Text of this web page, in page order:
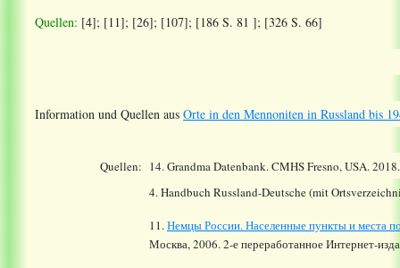
Quellen: [4]; [11]; [26]; [107]; [186 S. 81 ]; [326 S. 66]
Information und Quellen aus Orte in den Mennoniten in Russland bis
Quellen: 14.Grandma Datenbank. CMHS Fresno, USA.
4. Handbuch Russland-Deutsche (mit
11.Немцы России. Населенные пункты и места
Москва, 2006. 2-е переработанное Интернет-